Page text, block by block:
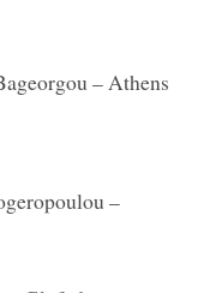
– Athens
–